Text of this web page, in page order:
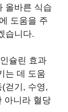
올바른 식습
도움을 주
습니다.
슐린 효과
는 데 도움
걷기, 수영,
아니라 혈당